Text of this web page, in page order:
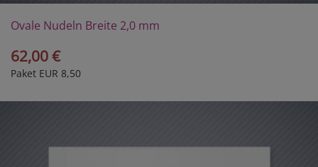
Ovale Nudeln Breite 2,0 mm
62,00 €
Paket EUR 8,50